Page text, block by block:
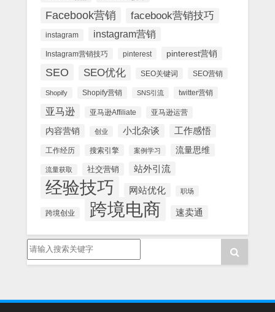
Facebook营销 facebook营销技巧
instagram instagram营销
Instagram营销技巧 pinterest pinterest营销
SEO SEO优化 SEO关键词 SEO营销
Shopify Shopify营销 SNS引流 twitter营销
亚马逊 亚马逊Affiliate 亚马逊运营
内容营销 创业 小北杂谈 工作感悟
工作经历 搜索引擎 案例学习 流量思维
流量获取 社交营销 站外引流
经验技巧 网站优化 职场
跨境创业 跨境电商 速卖通